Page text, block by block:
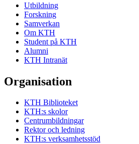
Utbildning
Forskning
Samverkan
Om KTH
Student på KTH
Alumni
KTH Intranät
Organisation
KTH Biblioteket
KTH:s skolor
Centrumbildningar
Rektor och ledning
KTH:s verksamhetsstöd